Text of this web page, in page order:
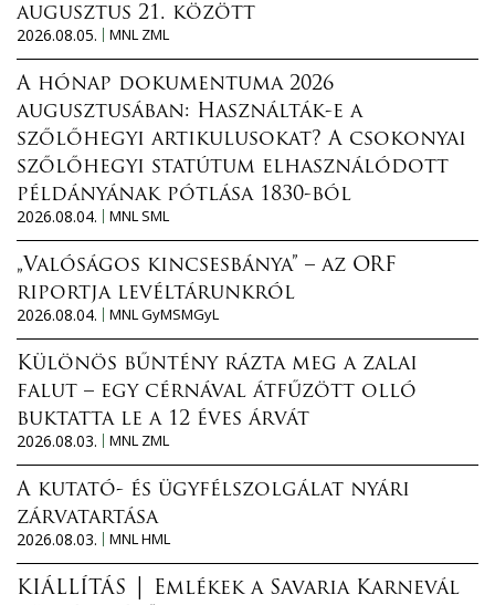
augusztus 21. között
2026.08.05.
MNL ZML
A hónap dokumentuma 2026
augusztusában: Használták-e a
szőlőhegyi artikulusokat? A csokonyai
szőlőhegyi statútum elhasználódott
példányának pótlása 1830-ból
2026.08.04.
MNL SML
„Valóságos kincsesbánya” – az ORF
riportja levéltárunkról
2026.08.04.
MNL GyMSMGyL
Különös bűntény rázta meg a zalai
falut – egy cérnával átfűzött olló
buktatta le a 12 éves árvát
2026.08.03.
MNL ZML
A kutató- és ügyfélszolgálat nyári
zárvatartása
2026.08.03.
MNL HML
KIÁLLÍTÁS │ Emlékek a Savaria Karnevál